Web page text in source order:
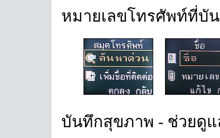
หมายเลขโทรศัพท์ที่บั
บันทึกสุขภาพ - ช่วยดู